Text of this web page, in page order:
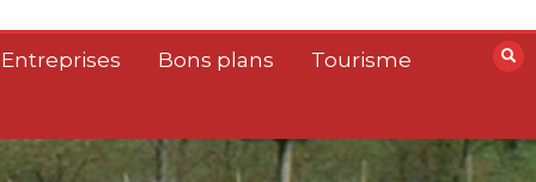
Bons plans Tourisme